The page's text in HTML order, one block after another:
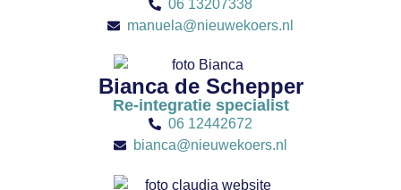
06 13207338
manuela@nieuwekoers.nl
Bianca de Schepper
Re-integratie specialist
06 12442672
bianca@nieuwekoers.nl